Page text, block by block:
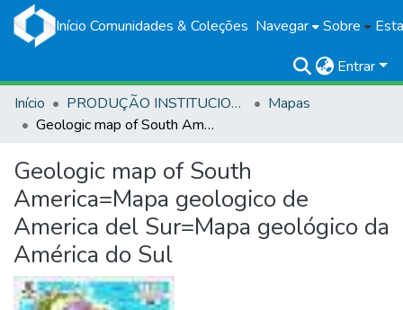
Início Comunidades & Coleções Navegar Sobre
Entrar
Início
PRODUÇÃO INSTITUCIONAL
Mapas
Geologic map of South America=Mapa geologico de America del Sur=Mapa geológico da América do Sul
Geologic map of South
America=Mapa geologico de
America del Sur=Mapa geológico da
América do Sul